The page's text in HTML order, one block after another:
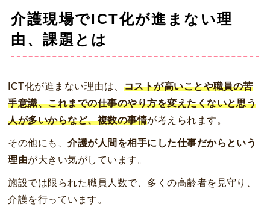
介護現場でICT化が進まない理
由、課題とは
ICT化が進まない理由は、 コストが高いことや職員の苦
手意識、これまでの仕事のやり方を変えたくないと思う
人が多いからなど、複数の事情が考えられます。
その他にも、介護が人間を相手にした仕事だからという
理由が大きい気がしています。
施設では限られた職員人数で、多くの高齢者を見守り、
介護を行っています。